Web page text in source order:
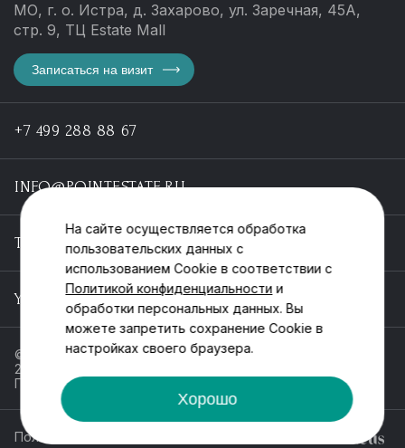
МО, г. о. Истра, д. Захарово, ул. Заречная, 45А,
стр. 9, ТЦ Estate Mall
Записаться на визит
+7 499 288 88 67
INFO@POINTESTATE.RU
TELEGRAM
YOUTUBE
© ООО «Пойнт эстейт», ИНН 55546464612,
2013-2025
Политика обработки персональных данных
Политика конфиденциальности
На сайте осуществляется обработка
пользовательских данных с
использованием Cookie в соответствии с
Политикой конфиденциальности и
обработки персональных данных. Вы
можете запретить сохранение Cookie в
настройках своего браузера.
Хорошо